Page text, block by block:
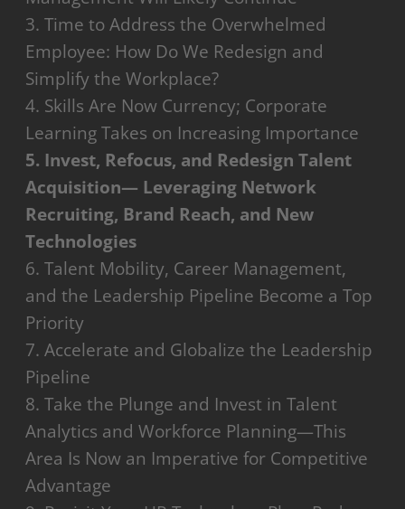
3. Time to Address the Overwhelmed
Employee: How Do We Redesign and
Simplify the Workplace?
4. Skills Are Now Currency; Corporate
Learning Takes on Increasing Importance
5. Invest, Refocus, and Redesign Talent
Acquisition— Leveraging Network
Recruiting, Brand Reach, and New
Technologies
6. Talent Mobility, Career Management,
and the Leadership Pipeline Become a Top
Priority
7. Accelerate and Globalize the Leadership
Pipeline
8. Take the Plunge and Invest in Talent
Analytics and Workforce Planning—This
Area Is Now an Imperative for Competitive
Advantage